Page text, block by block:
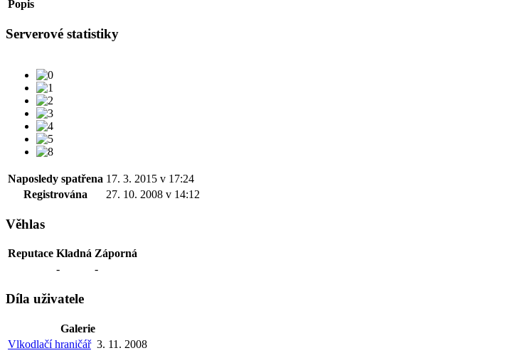
Popis
Serverové statistiky
Naposledy spatřena 17. 3. 2015 v 17:24
Registrována
27. 10. 2008 v 14:12
Věhlas
Reputace Kladná Záporná
-
-
Díla uživatele
Galerie
Vlkodlačí hraničář 3. 11. 2008